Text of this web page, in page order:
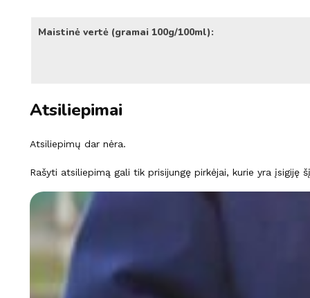
Maistinė vertė (gramai 100g/100ml):
Atsiliepimai
Atsiliepimų dar nėra.
Rašyti atsiliepimą gali tik prisijungę pirkėjai, kurie yra įsigiję